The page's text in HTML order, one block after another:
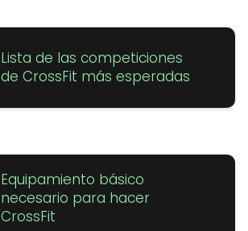
Lista de las competiciones
de CrossFit más esperadas
Equipamiento básico
necesario para hacer
CrossFit